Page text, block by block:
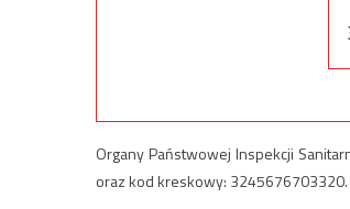
Organy Państwowej Inspekcji
oraz kod kreskowy: 3245676703320.